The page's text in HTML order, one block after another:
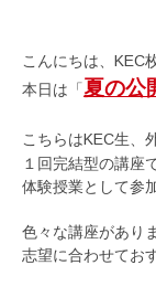
こんにちは、KEC
本日は「夏の公
こちらはKEC生、
１回完結型の講座
体験授業として参
色々な講座があり
志望に合わせてお